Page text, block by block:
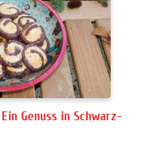
Genuss in Schwarz-